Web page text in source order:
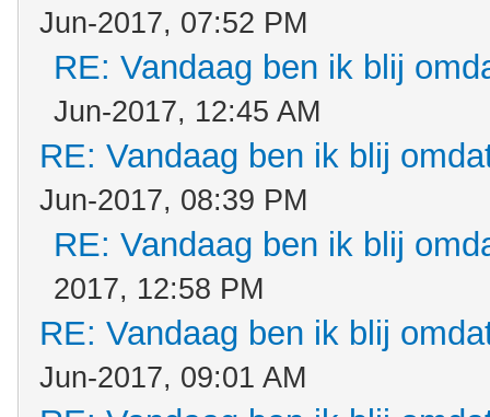
Jun-2017, 07:52 PM
RE: Vandaag ben ik blij
Jun-2017, 12:45 AM
RE: Vandaag ben ik blij
Jun-2017, 08:39 PM
RE: Vandaag ben ik blij
2017, 12:58 PM
RE: Vandaag ben ik blij
Jun-2017, 09:01 AM